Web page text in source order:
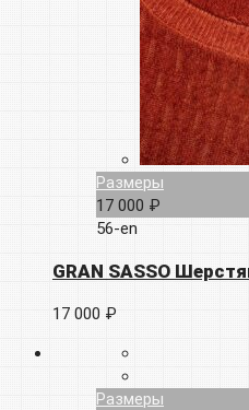
Размеры
17 000 ₽
56-en
GRAN SASSO
17 000 ₽
Размеры